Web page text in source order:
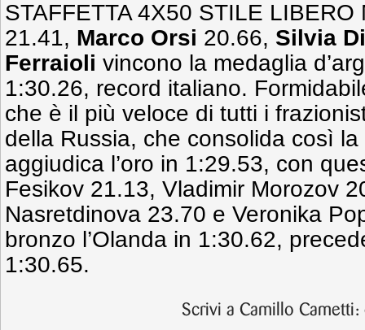
STAFFETTA 4X50 STILE
21.41, Marco Orsi 20.66, Silvia
Ferraioli vincono la medaglia
1:30.26, record italiano.
che è il più veloce di tutti i
della Russia, che consolida così
aggiudica l’oro in 1:29.53, con
Fesikov 21.13, Vladimir Morozov
Nasretdinova 23.70 e Veronika
bronzo l’Olanda in 1:30.62,
1:30.65.
Scrivi a Camillo Cametti: